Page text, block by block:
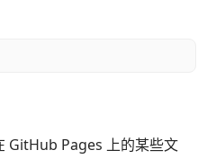
GitHub Pages 上的某些文